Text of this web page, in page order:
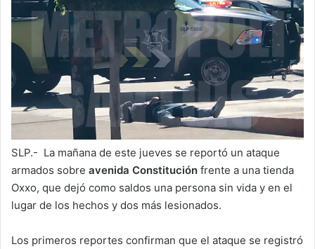
SLP.- La mañana de este jueves se reportó un ataque
armados sobre avenida Constitución frente a una tienda
Oxxo, que dejó como saldos una persona sin vida y en el
lugar de los hechos y dos más lesionados.
Los primeros reportes confirman que el ataque se registró